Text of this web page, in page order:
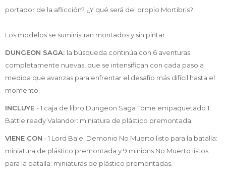
portador de la aflicción? ¿Y qué será del propio Mortibris?
Los modelos se suministran montados y sin pintar.
DUNGEON SAGA: la búsqueda continúa con 6 aventuras
completamente nuevas, que se intensifican con cada paso a
medida que avanzas para enfrentar el desafío más difícil hasta el
momento.
INCLUYE - 1 caja de libro Dungeon Saga Tome empaquetado 1
Battle ready Valandor: miniatura de plástico premontada.
VIENE CON - 1 Lord Ba'el Demonio No Muerto listo para la batalla:
miniatura de plástico premontada y 9 minions No Muerto listos
para la batalla: miniaturas de plástico premontadas.